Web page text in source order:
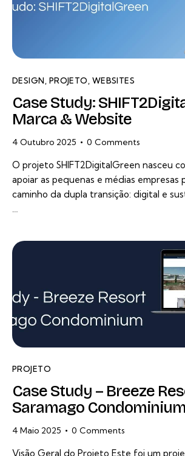
Português
DESIGN PROJETO WEBSITES
Case Study:
Marca & Website
4 Outubro 2025 0 Comments
O projeto SHIFT2DigitalGreen nasceu
apoiar as pequenas e médias empresas
caminho da dupla transição: digital e
…
PROJETO
Case Study – Breeze
Saramago Condominium
4 Maio 2025 0 Comments
Visão Geral do Projeto Este foi um